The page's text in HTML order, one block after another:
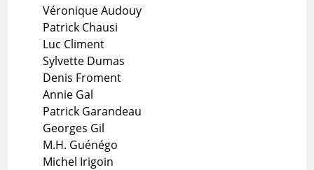
Véronique Audouy
Patrick Chausi
Luc Climent
Sylvette Dumas
Denis Froment
Annie Gal
Patrick Garandeau
Georges Gil
M.H. Guénégo
Michel Irigoin